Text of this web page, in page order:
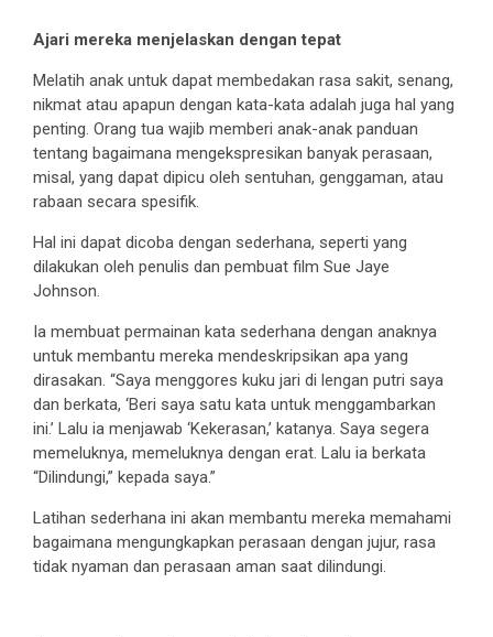
Ajari mereka menjelaskan dengan tepat
Melatih anak untuk dapat membedakan rasa sakit, senang,
nikmat atau apapun dengan kata-kata adalah juga hal yang
penting. Orang tua wajib memberi anak-anak panduan
tentang bagaimana mengekspresikan banyak perasaan,
misal, yang dapat dipicu oleh sentuhan, genggaman, atau
rabaan secara spesifik.
Hal ini dapat dicoba dengan sederhana, seperti yang
dilakukan oleh penulis dan pembuat film Sue Jaye
Johnson.
Ia membuat permainan kata sederhana dengan anaknya
untuk membantu mereka mendeskripsikan apa yang
dirasakan. “Saya menggores kuku jari di lengan putri saya
dan berkata, ‘Beri saya satu kata untuk menggambarkan
ini.’ Lalu ia menjawab ‘Kekerasan,’ katanya. Saya segera
memeluknya, memeluknya dengan erat. Lalu ia berkata
“Dilindungi,” kepada saya.”
Latihan sederhana ini akan membantu mereka memahami
bagaimana mengungkapkan perasaan dengan jujur, rasa
tidak nyaman dan perasaan aman saat dilindungi.